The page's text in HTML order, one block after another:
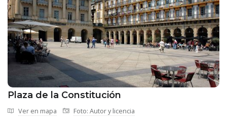
Plaza de la Constitución
Ver en mapa Foto: Autor y licencia